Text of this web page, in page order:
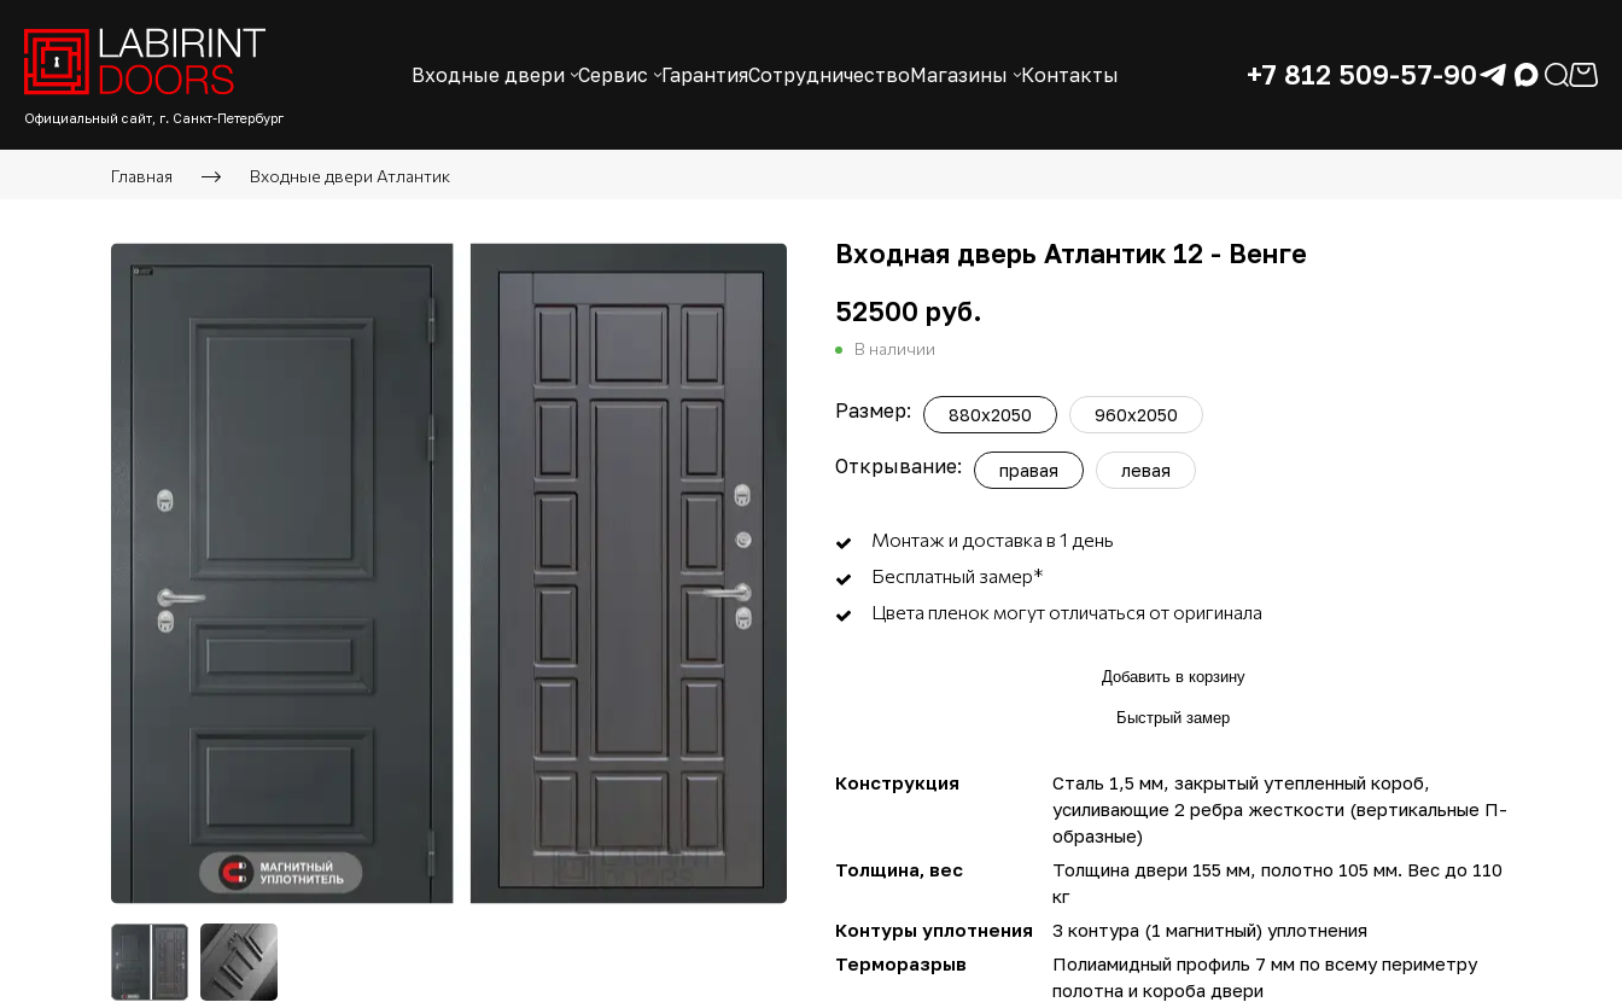
Официальный сайт, г. Санкт-Петербург
Входные двери Сервис ГарантияСотрудничествоМагазины Контакты +7 812 509-57-90
Главная Входные двери Атлантик
Входная дверь Атлантик 12 - Венге
52500 руб.
В наличии
Размер: 880x2050 960x2050
Открывание: правая левая
Монтаж и доставка в 1 день
Бесплатный замер*
Цвета пленок могут отличаться от оригинала
Добавить в корзину
Быстрый замер
Конструкция
Сталь 1,5 мм, закрытый утепленный короб,
усиливающие 2 ребра жесткости (вертикальные П-
образные)
Толщина, вес
Толщина двери 155 мм, полотно 105 мм. Вес до 110
кг
Контуры уплотнения
3 контура (1 магнитный) уплотнения
Терморазрыв
Полиамидный профиль 7 мм по всему периметру
полотна и короба двери